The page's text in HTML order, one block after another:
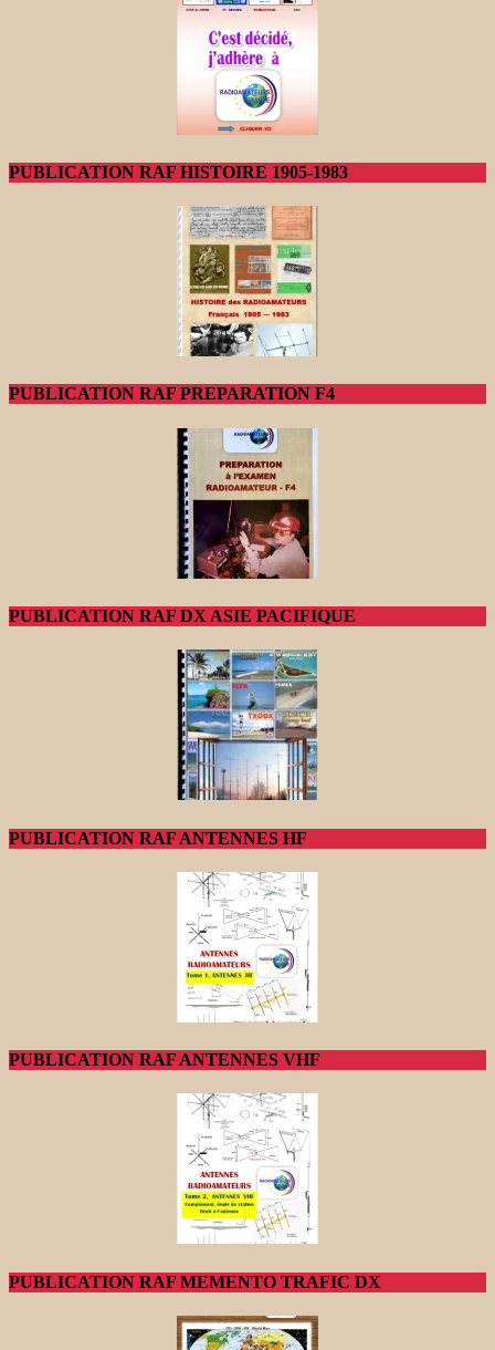
PUBLICATION RAF HISTOIRE 1905-1983
PUBLICATION RAF PREPARATION F4
PUBLICATION RAF DX ASIE PACIFIQUE
PUBLICATION RAF ANTENNES HF
PUBLICATION RAF ANTENNES VHF
PUBLICATION RAF MEMENTO TRAFIC DX